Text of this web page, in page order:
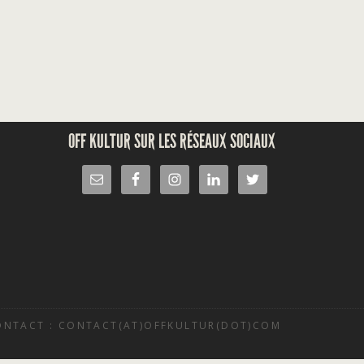
OFF KULTUR SUR LES RÉSEAUX SOCIAUX
: CONTACT(AT)OFFKULTUR(DOT)COM